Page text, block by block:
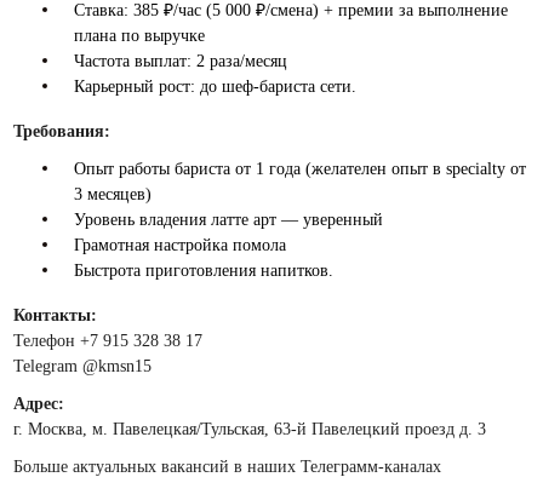
Ставка: 385 ₽/час (5 000 ₽/смена) + премии за выполнение
плана по выручке
Частота выплат: 2 раза/месяц
Карьерный рост: до шеф-бариста сети.
Требования:
Опыт работы бариста от 1 года (желателен опыт в specialty от
3 месяцев)
Уровень владения латте арт — уверенный
Грамотная настройка помола
Быстрота приготовления напитков.
Контакты:
Телефон +7 915 328 38 17
Telegram @kmsn15
Адрес:
г. Москва, м. Павелецкая/Тульская, 63-й Павелецкий проезд д. 3
Больше актуальных вакансий в наших Телеграмм-каналах